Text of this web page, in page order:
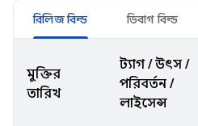
রিলিজ বিল্ড ডিবাগ বিল্ড
মুক্তির
তারিখ
ট্যাগ / উৎস /
পরিবর্তন /
লাইসেন্স